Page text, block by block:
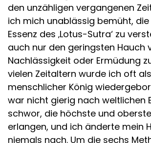
den unzähligen vergangenen
ich mich unablässig bemüht,
Essenz des ‚Lotus-Sutra‘ zu
auch nur den geringsten Hauch
Nachlässigkeit oder Ermüdung
vielen Zeitaltern wurde ich oft als
menschlicher König
war nicht gierig nach weltlichen
schwor, die höchste und
erlangen, und ich änderte mein
niemals nach. Um die sechs